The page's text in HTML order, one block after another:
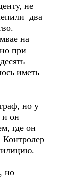
не
два
на
при
иметь
но у
и он
где он
Контролер
но